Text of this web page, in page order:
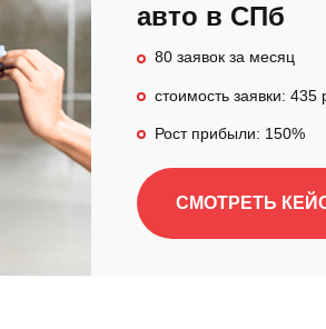
авто в СПб
80 заявок за месяц
стоимость заявки: 435
Рост прибыли: 150%
СМОТРЕТЬ